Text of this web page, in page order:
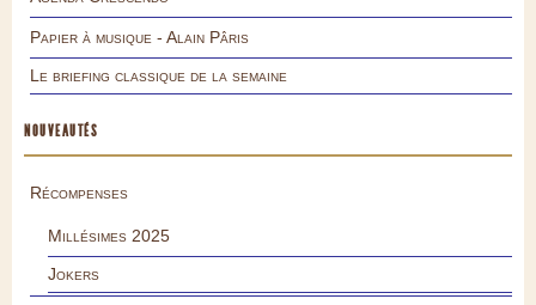
Papier à musique - Alain Pâris
Le briefing classique de la semaine
NOUVEAUTÉS
Récompenses
Millésimes 2025
Jokers